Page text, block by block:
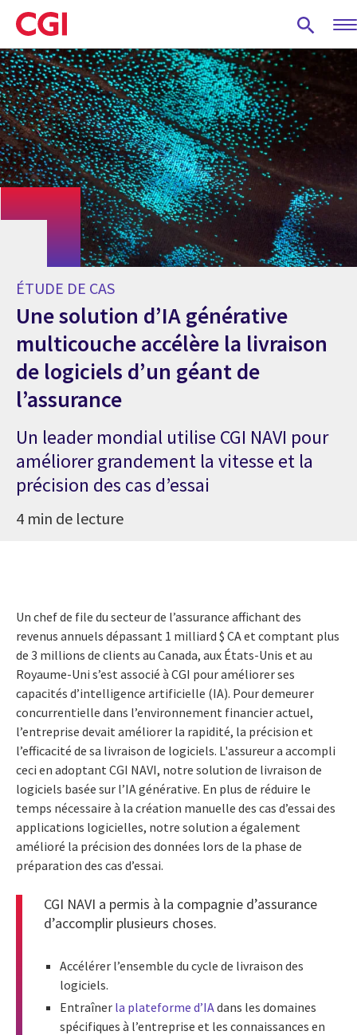
Skip
to
main
content
ÉTUDE DE CAS
Une solution d’IA générative
multicouche accélère la livraison
de logiciels d’un géant de
l’assurance
Un leader mondial utilise CGI NAVI pour
améliorer grandement la vitesse et la
précision des cas d’essai
4 min de lecture
Un chef de file du secteur de l’assurance affichant des
revenus annuels dépassant 1 milliard $ CA et comptant plus
de 3 millions de clients au Canada, aux États-Unis et au
Royaume-Uni s’est associé à CGI pour améliorer ses
capacités d’intelligence artificielle (IA). Pour demeurer
concurrentielle dans l’environnement financier actuel,
l’entreprise devait améliorer la rapidité, la précision et
l’efficacité de sa livraison de logiciels. L'assureur a accompli
ceci en adoptant CGI NAVI, notre solution de livraison de
logiciels basée sur l’IA générative. En plus de réduire le
temps nécessaire à la création manuelle des cas d’essai des
applications logicielles, notre solution a également
amélioré la précision des données lors de la phase de
préparation des cas d’essai.
CGI NAVI a permis à la compagnie d’assurance
d’accomplir plusieurs choses.
Accélérer l’ensemble du cycle de livraison des
logiciels.
Entraîner la plateforme d’IAdans les domaines
spécifiques à l’entreprise et les connaissances en